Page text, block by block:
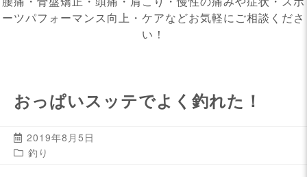
ーツパフォーマンス向上・ケアなどお気軽にご相談くださ
い！
おっぱいスッテでよく釣れた！
2019年8月5日
釣り